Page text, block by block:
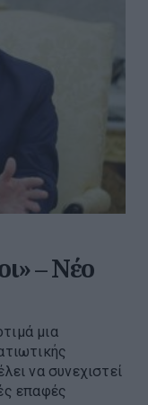
– Νέο
μια
να συνεχιστεί
επαφές